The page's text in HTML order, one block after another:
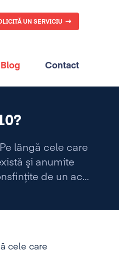
UN SERVICIU
Blog Contact
lângă cele care
şi anumite
de un act
cele care